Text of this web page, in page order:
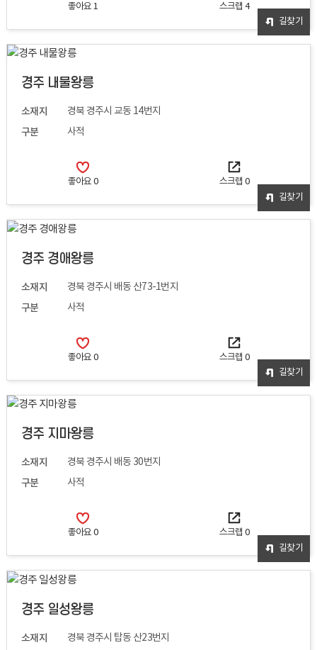
길찾기
좋아요 1 스크랩 4
길찾기
경주 내물왕릉
소재지 경북 경주시 교동 14번지
구분 사적
좋아요 0 스크랩 0
길찾기
경주 경애왕릉
소재지 경북 경주시 배동 산73-1번지
구분 사적
좋아요 0 스크랩 0
길찾기
경주 지마왕릉
소재지 경북 경주시 배동 30번지
구분 사적
좋아요 0 스크랩 0
경주 일성왕릉
소재지 경북 경주시 탑동 산23번지